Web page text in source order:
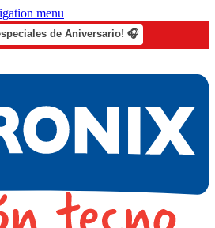
menu
de Aniversario! 🎧